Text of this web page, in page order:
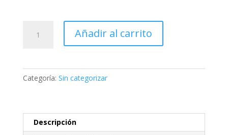
SEGURIDAD
cantidad
Añadir al carrito
Categoría: Sin categorizar
Descripción